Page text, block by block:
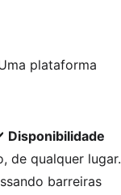
plataforma
Disponibilidade
de qualquer lugar.
barreiras